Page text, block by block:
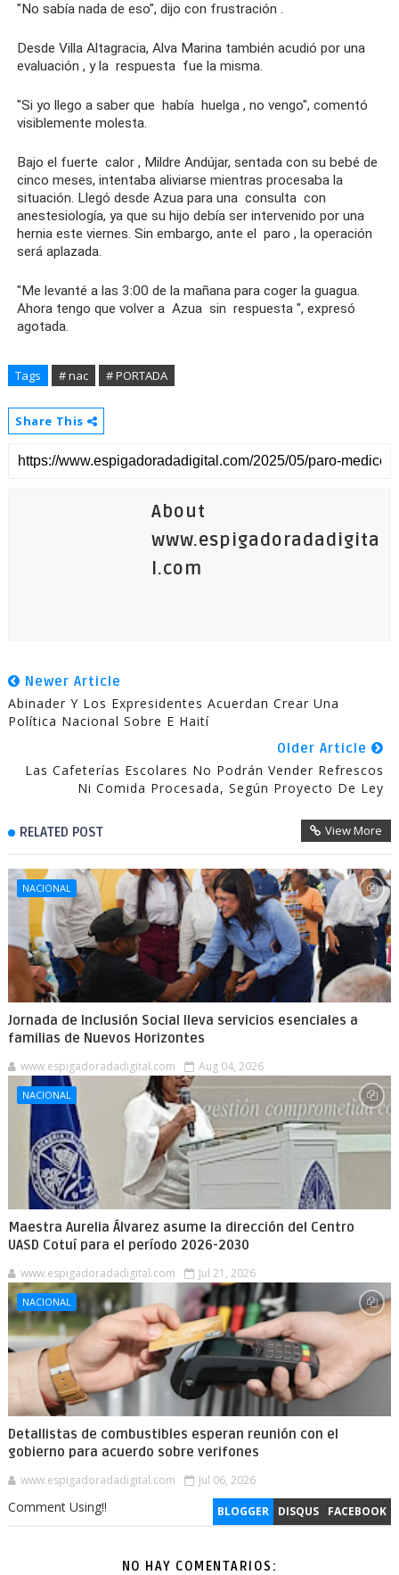
"No sabíanada de eso", dijo con frustración .
Desde Villa Altagracia, Alva Marina también acudió por una
evaluación , y la respuestafue la misma.
"Si yo llego a saber que había huelga, no vengo", comentó
visiblemente molesta.
Bajo el fuerte calor, Mildre Andújar, sentada con su bebé de
cinco meses, intentaba aliviarse mientras procesaba la
situación. Llegó desde Azua para una consultacon
anestesiología, ya que su hijo debía ser intervenido por una
hernia este viernes. Sin embargo, ante el paro , la operación
será aplazada.
"Me levanté a las 3:00 de la mañana para coger la guagua.
Ahora tengo que volver a Azuasin respuesta", expresó
agotada.
Tags # nac # PORTADA
Share This
About
www.espigadoradadigita
l.com
Newer Article
Abinader Y Los Expresidentes Acuerdan Crear Una
Política Nacional Sobre E Haití
Older Article
Las Cafeterías Escolares No Podrán Vender Refrescos
Ni Comida Procesada, Según Proyecto De Ley
RELATED POST View More
NACIONAL
Jornada de Inclusión Social lleva servicios esenciales a
familias de Nuevos Horizontes
www.espigadoradadigital.com Aug 04, 2026
NACIONAL
Maestra Aurelia Álvarez asume la dirección del Centro
UASD Cotuí para el período 2026-2030
www.espigadoradadigital.com Jul 21, 2026
NACIONAL
Detallistas de combustibles esperan reunión con el
gobierno para acuerdo sobre verifones
www.espigadoradadigital.com Jul 06, 2026
BLOGGER DISQUS FACEBOOK
Comment Using!!
NO HAY COMENTARIOS: